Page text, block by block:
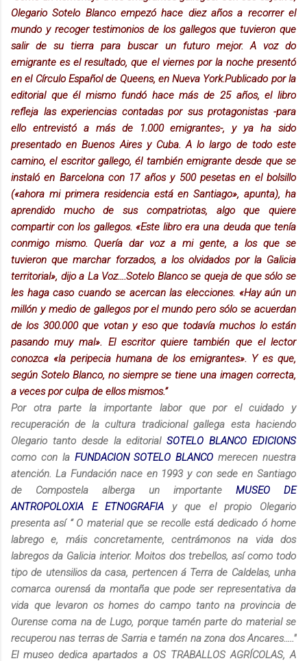
Olegario Sotelo Blanco empezó hace diez años a recorrer el
mundo y recoger testimonios de los gallegos que tuvieron que
salir de su tierra para buscar un futuro mejor. A voz do
emigrante es el resultado, que el viernes por la noche presentó
en el Círculo Español de Queens, en Nueva York.Publicado por la
editorial que él mismo fundó hace más de 25 años, el libro
refleja las experiencias contadas por sus protagonistas -para
ello entrevistó a más de 1.000 emigrantes-, y ya ha sido
presentado en Buenos Aires y Cuba. A lo largo de todo este
camino, el escritor gallego, él también emigrante desde que se
instaló en Barcelona con 17 años y 500 pesetas en el bolsillo
(«ahora mi primera residencia está en Santiago», apunta), ha
aprendido mucho de sus compatriotas, algo que quiere
compartir con los gallegos. «Este libro era una deuda que tenía
conmigo mismo. Quería dar voz a mi gente, a los que se
tuvieron que marchar forzados, a los olvidados por la Galicia
territorial», dijo a La Voz….Sotelo Blanco se queja de que sólo se
les haga caso cuando se acercan las elecciones. «Hay aún un
millón y medio de gallegos por el mundo pero sólo se acuerdan
de los 300.000 que votan y eso que todavía muchos lo están
pasando muy mal». El escritor quiere también que el lector
conozca «la peripecia humana de los emigrantes». Y es que,
según Sotelo Blanco, no siempre se tiene una imagen correcta,
a veces por culpa de ellos mismos.”
Por otra parte la importante labor que por el cuidado y
recuperación de la cultura tradicional gallega esta haciendo
Olegario tanto desde la editorialSOTELO BLANCO EDICIONS
como con la FUNDACION SOTELO BLANCO merecen nuestra
atención. La Fundación nace en 1993 y con sede en Santiago
de Compostela alberga un importante MUSEO DE
ANTROPOLOXIA E ETNOGRAFIA y que el propio Olegario
presenta así “ O material que se recolle está dedicado ó home
labrego e, máis concretamente, centrámonos na vida dos
labregos da Galicia interior. Moitos dos trebellos, así como todo
tipo de utensilios da casa, pertencen á Terra de Caldelas, unha
comarca ourensá da montaña que pode ser representativa da
vida que levaron os homes do campo tanto na provincia de
Ourense coma na de Lugo, porque tamén parte do material se
recuperou nas terras de Sarria e tamén na zona dos Ancares….."
El museo dedica apartados a OS TRABALLOS AGRÍCOLAS, A